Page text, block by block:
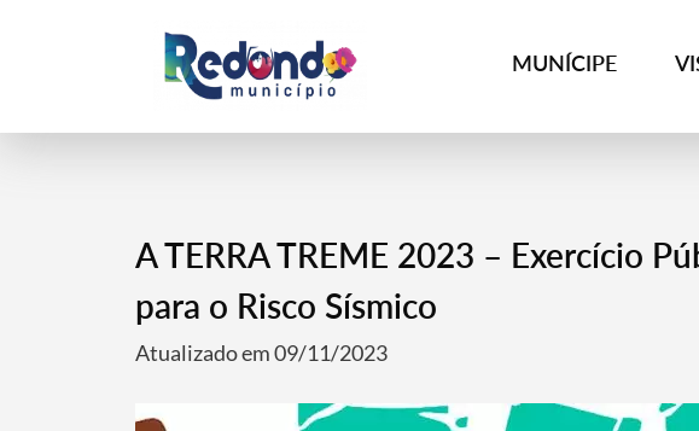
MUNÍCIPE
A TERRA TREME 2023 – Exercício
para o Risco Sísmico
Atualizado em 09/11/2023